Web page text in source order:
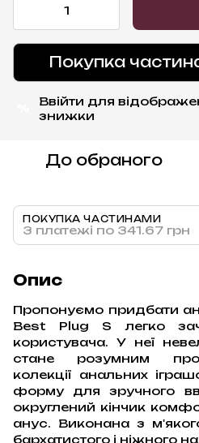
Покупка
Ввійти для
знижки
До обраного
ПОКУПКА ЧАСТИНАМИ
3 платежі по 341.67 грн
Опис
Пропонуємо придбати
Best Plug S легко
користувача. У неї
стане розумним
колекції анальних
форму для зручного
округлений кінчик
анус. Виконана з
бархатистого і ніжного